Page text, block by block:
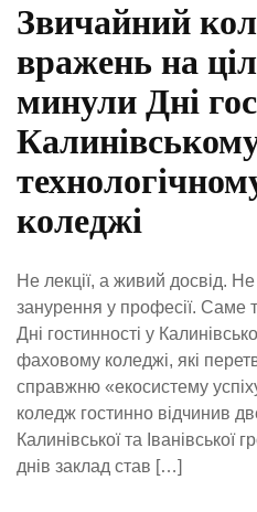
Звичайний
вражень на
минули Дні
коледжі
Не лекції, а живий досвід.
занурення у професії. Саме
Дні гостинності у
фаховому коледжі, які
справжню «екосистему
коледж гостинно відчинив
Калинівської та Іванівської
днів заклад став […]